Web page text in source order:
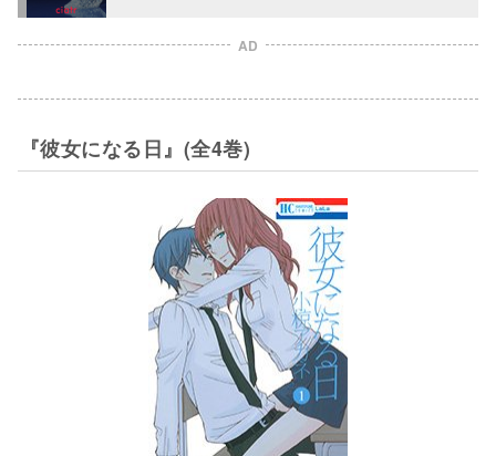
AD
『彼女になる日』(全4巻)